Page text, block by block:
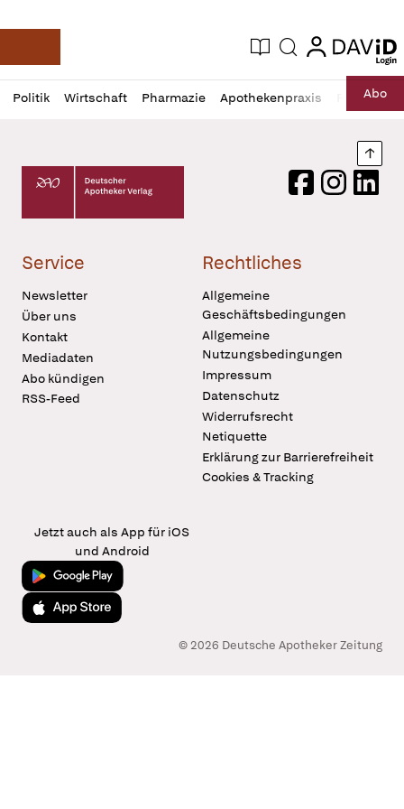
Deutsche Apotheker Zeitung
Aktuelle Ausgabe
Suche login
login
Politik Wirtschaft Pharmazie Apothekenpraxis RechtAbo
Profil
öffnen
Daz
Pur
Deutscher Apotheker Verlag Logo
FacebookInstagram
Service
Newsletter
Über uns
Kontakt
Mediadaten
Abo kündigen
RSS-Feed
Rechtliches
Allgemeine
Geschäftsbedingungen
Allgemeine
Nutzungsbedingungen
Impressum
Datenschutz
Widerrufsrecht
Netiquette
Erklärung zur Barrierefreiheit
Cookies & Tracking
Jetzt auch als App für iOS
und Android
Jetzt bei Google Play
Laden im App Store
© 2026 Deutsche Apotheker Zeitung